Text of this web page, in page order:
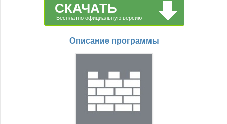
СКАЧАТЬ
Бесплатно официальную версию
Описание программы